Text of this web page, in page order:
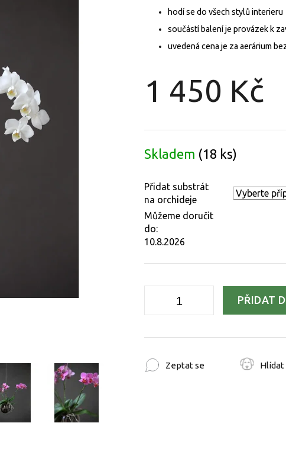
1 450 Kč
cena:
Skladem (18 ks)
Přidat substrát
na orchideje
Můžeme doručit
do:
10.8.2026
PŘIDAT
hodí se do všech stylů interieru
součástí balení je provázek k
uvedená cena je za aerárium
Zeptat se Hlídat